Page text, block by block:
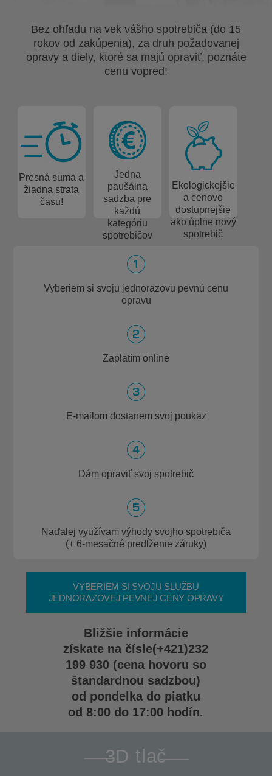
Bez ohľadu na vek vášho spotrebiča (do 15
rokov od zakúpenia), za druh požadovanej
opravy a diely, ktoré sa majú opraviť, poznáte
cenu vopred!
Presná suma a
žiadna strata
času!
Jedna
paušálna
sadzba pre
každú
kategóriu
spotrebičov
Ekologickejšie
a cenovo
dostupnejšie
ako úplne nový
spotrebič
Vyberiem si svoju jednorazovu pevnú cenu
opravu
Zaplatím online
E-mailom dostanem svoj poukaz
Dám opraviť svoj spotrebič
Naďalej využívam výhody svojho spotrebiča
(+ 6-mesačné predĺženie záruky)
VYBERIEM SI SVOJU SLUŽBU
JEDNORAZOVEJ PEVNEJ CENY OPRAVY
Bližšie informácie
získate na čísle(+421)232
199 930 (cena hovoru so
štandardnou sadzbou)
od pondelka do piatku
od 8:00 do 17:00 hodín.
3D tlač